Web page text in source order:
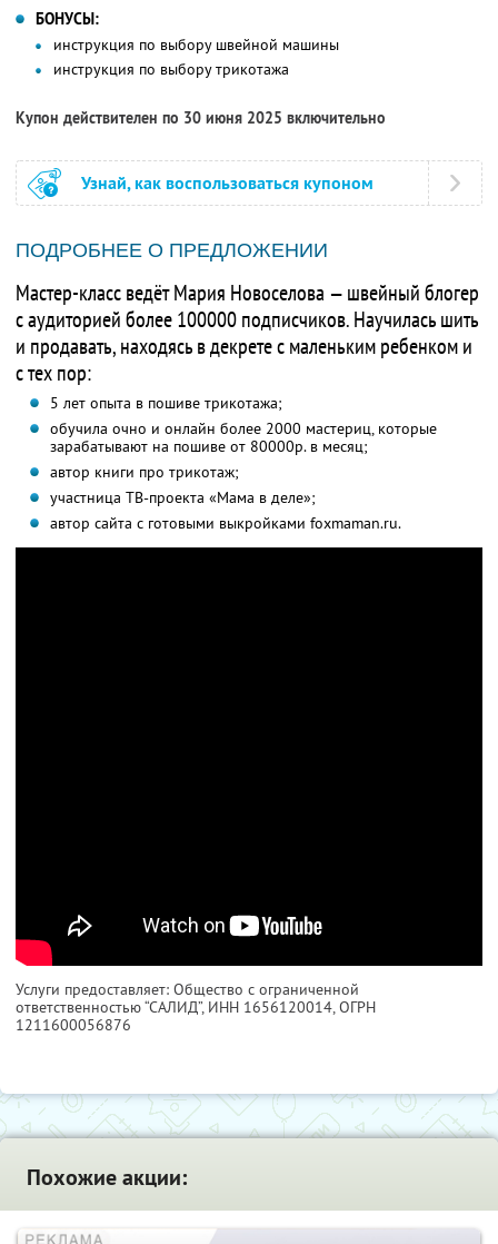
БОНУСЫ:
инструкция по выбору швейной машины
инструкция по выбору трикотажа
Купон действителен по 30 июня 2025 включительно
Узнай, как воспользоваться купоном
ПОДРОБНЕЕ О ПРЕДЛОЖЕНИИ
Мастер-класс ведёт Мария Новоселова — швейный блогер
с аудиторией более 100000 подписчиков. Научилась шить
и продавать, находясь в декрете с маленьким ребенком и
с тех пор:
5 лет опыта в пошиве трикотажа;
обучила очно и онлайн более 2000 мастериц, которые
зарабатывают на пошиве от 80000р. в месяц;
автор книги про трикотаж;
участница ТВ-проекта «Мама в деле»;
автор сайта с готовыми выкройками foxmaman.ru.
Услуги предоставляет: Общество с ограниченной
ответственностью “САЛИД”, ИНН 1656120014, ОГРН
1211600056876
Похожие акции: